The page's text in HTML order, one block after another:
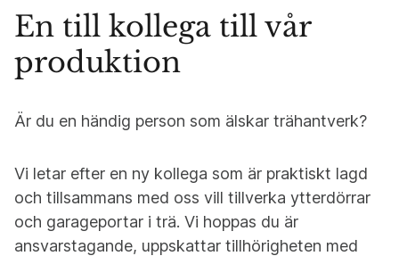
En till kollega till vår
produktion
Är du en händig person som älskar trähantverk?
Vi letar efter en ny kollega som är praktiskt lagd
och tillsammans med oss vill tillverka ytterdörrar
och garageportar i trä. Vi hoppas du är
ansvarstagande, uppskattar tillhörigheten med